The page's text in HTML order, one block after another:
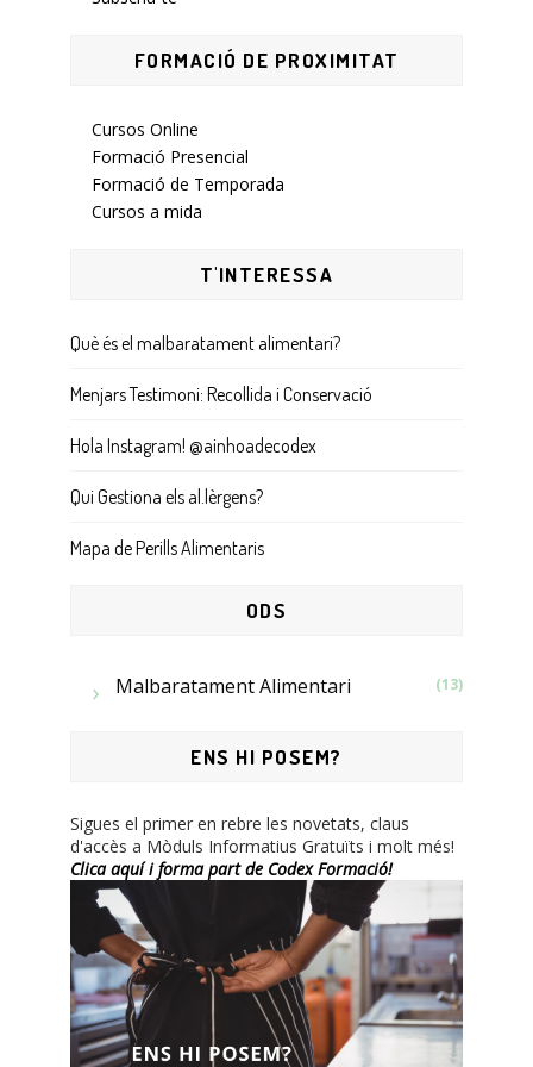
FORMACIÓ DE PROXIMITAT
Cursos Online
Formació Presencial
Formació de Temporada
Cursos a mida
T'INTERESSA
Què és el malbaratament alimentari?
Menjars Testimoni: Recollida i Conservació
Hola Instagram! @ainhoadecodex
Qui Gestiona els al.lèrgens?
Mapa de Perills Alimentaris
ODS
Malbaratament Alimentari (13)
ENS HI POSEM?
Sigues el primer en rebre les novetats, claus
d'accès a Mòduls Informatius Gratuïts i molt més!
Clica aquí i forma part de Codex Formació!